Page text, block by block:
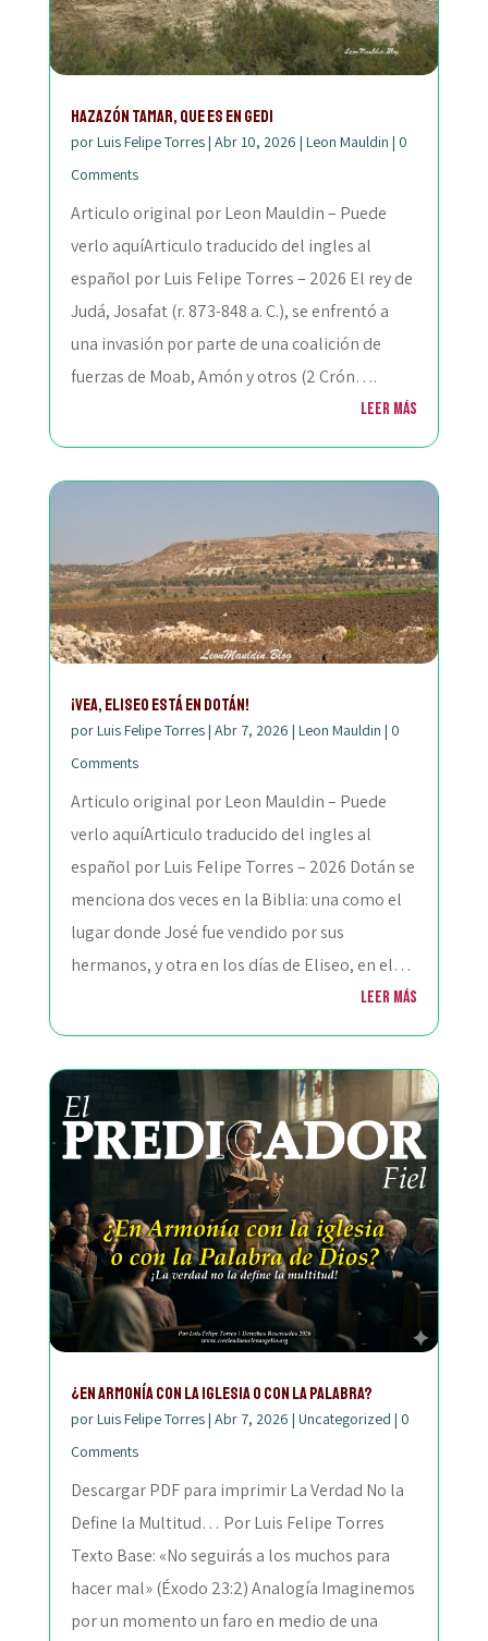
Hazazón Tamar, que es En Gedi
porLuis Felipe Torres| Abr 10, 2026 | Leon Mauldin | 0
Comments
Articulo original por Leon Mauldin – Puede
verlo aquíArticulo traducido del ingles al
español por Luis Felipe Torres – 2026 El rey de
Judá, Josafat (r. 873-848 a. C.), se enfrentó a
una invasión por parte de una coalición de
fuerzas de Moab, Amón y otros (2 Crón….
Leer más
¡Vea, Eliseo está en Dotán!
porLuis Felipe Torres| Abr 7, 2026 | Leon Mauldin | 0
Comments
Articulo original por Leon Mauldin – Puede
verlo aquíArticulo traducido del ingles al
español por Luis Felipe Torres – 2026 Dotán se
menciona dos veces en la Biblia: una como el
lugar donde José fue vendido por sus
hermanos, y otra en los días de Eliseo, en el…
Leer más
¿En Armonía con la Iglesia o con la Palabra?
porLuis Felipe Torres| Abr 7, 2026 | Uncategorized | 0
Comments
Descargar PDF para imprimir La Verdad No la
Define la Multitud… Por Luis Felipe Torres
Texto Base: «No seguirás a los muchos para
hacer mal» (Éxodo 23:2) Analogía Imaginemos
por un momento un faro en medio de una